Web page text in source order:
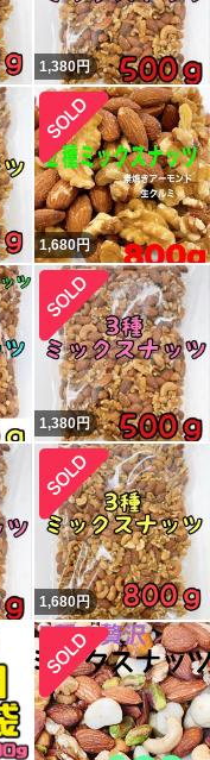
1,380円
1,680円
1,380円
1,680円